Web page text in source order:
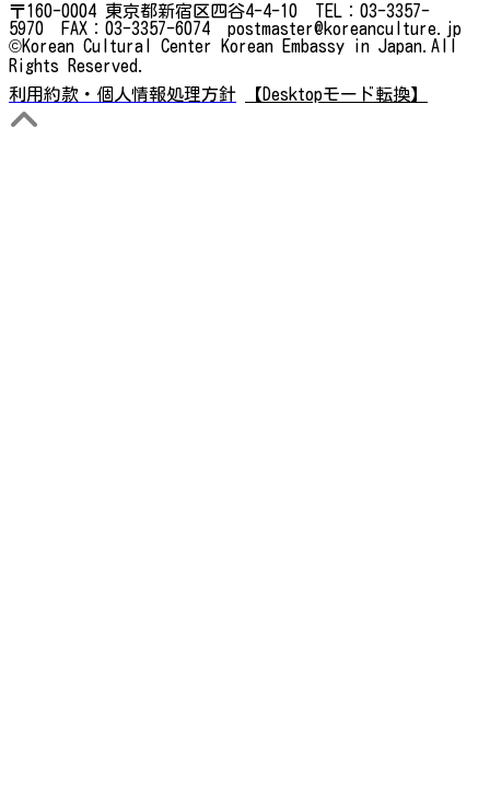
〒160-0004 東京都新宿区四谷4-4-10 TEL：03-3357-
5970 FAX：03-3357-6074 postmaster@koreanculture.jp
©Korean Cultural Center Korean Embassy in Japan.All
Rights Reserved.
利用約款・個人情報処理方針
【Desktopモード転換】